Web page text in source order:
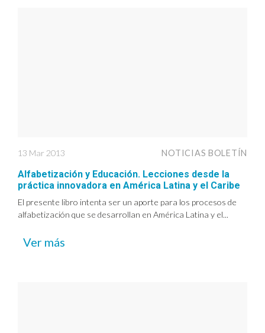
13 Mar 2013 NOTICIAS BOLETÍN
Alfabetización y Educación. Lecciones desde la
práctica innovadora en América Latina y el Caribe
El presente libro intenta ser un aporte para los procesos de
alfabetización que se desarrollan en América Latina y el...
Ver más